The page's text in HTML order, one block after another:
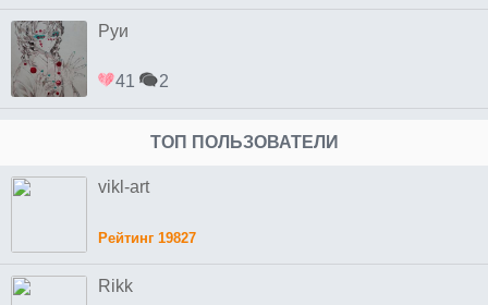
Руи
41 2
ТОП ПОЛЬЗОВАТЕЛИ
vikl-art
Рейтинг 19827
Rikk